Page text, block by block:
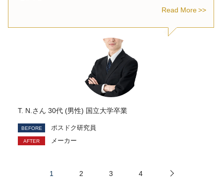
Read More
T. N.さん 30代 (男性) 国立大学卒業
ポスドク研究員
メーカー
1 2 3 4